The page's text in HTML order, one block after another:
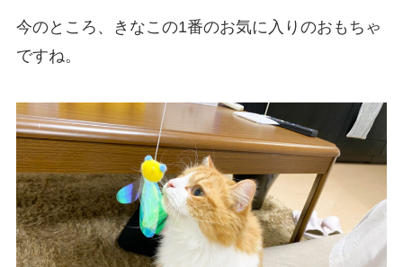
今のところ、きなこの1番のお気に入りのおもちゃ
ですね。